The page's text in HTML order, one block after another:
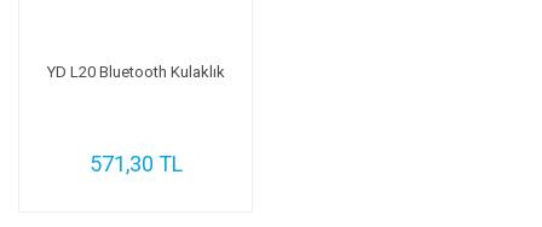
YD L20 Bluetooth Kulaklık
571,30 TL